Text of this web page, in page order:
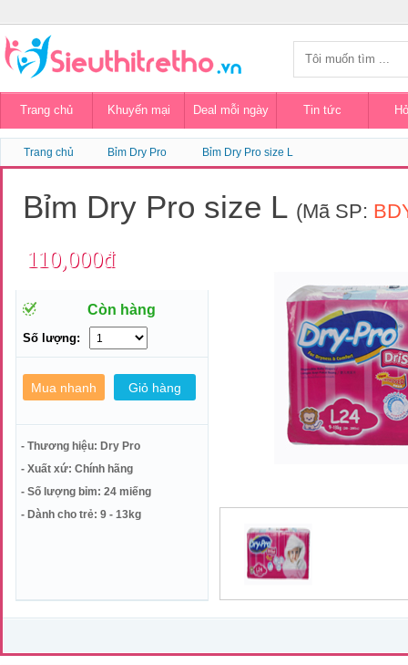
Trang chủ Khuyến mại Deal mỗi ngày Tin tức
Trang chủ Bỉm Dry Pro Bỉm Dry Pro size L
Bỉm Dry Pro size L (Mã SP:
110,000đ
Còn hàng
Số lượng:
- Thương hiệu: Dry Pro
- Xuất xứ: Chính hãng
- Số lượng bỉm: 24 miếng
- Dành cho trẻ: 9 - 13kg